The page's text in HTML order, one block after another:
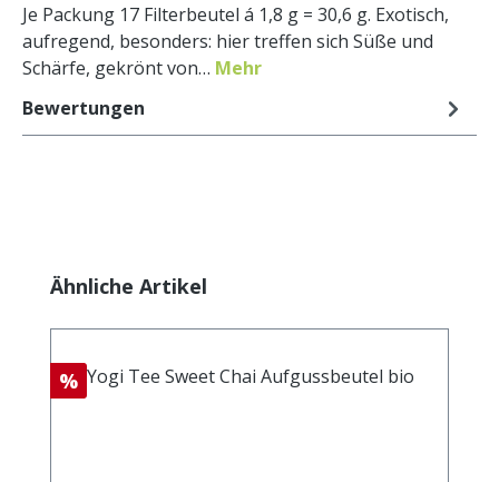
Je Packung 17 Filterbeutel á 1,8 g = 30,6 g. Exotisch,
aufregend, besonders: hier treffen sich Süße und
Schärfe, gekrönt von… Mehr
Bewertungen
Produktgalerie überspringen
Ähnliche Artikel
Rabatt
%